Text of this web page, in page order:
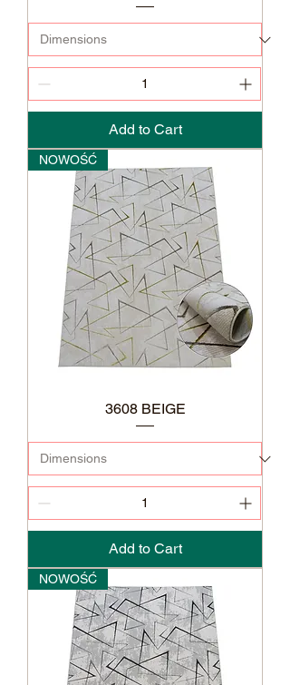
Add to Cart
NOWOŚĆ
3608 BEIGE
Add to Cart
NOWOŚĆ